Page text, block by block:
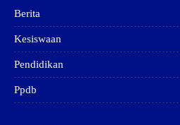
Berita
Kesiswaan
Pendidikan
Ppdb